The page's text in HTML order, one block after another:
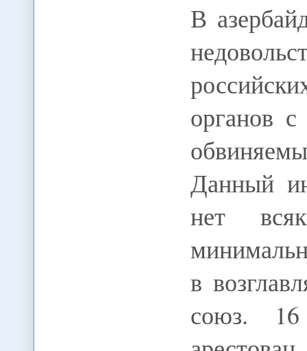
В
органов
Данный
нет
в
союз.